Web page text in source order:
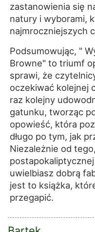
zastanowienia się
natury i wyborami,
najmroczniejszych
Podsumowując, "
Browne" to triumf
sprawi, że
oczekiwać kolejnej
raz kolejny
gatunku, tworząc
opowieść, która
długo po tym, jak
Niezależnie od
uwielbiasz dobrą
jest to książka,
przegapić.